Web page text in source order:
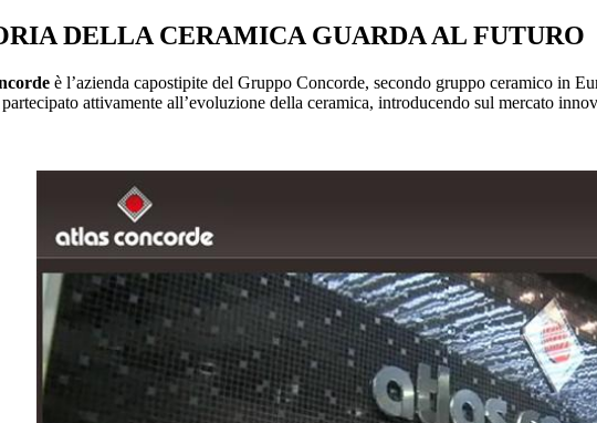
DELLA CERAMICA GUARDA AL FUTURO
è l’azienda capostipite del Gruppo Concorde, secondo gruppo ceramico in
attivamente all’evoluzione della ceramica, introducendo sul mercato